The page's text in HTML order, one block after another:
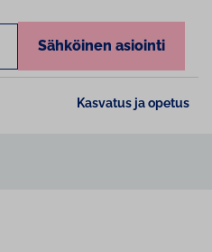
Sähköinen asiointi
Kasvatus ja opetus